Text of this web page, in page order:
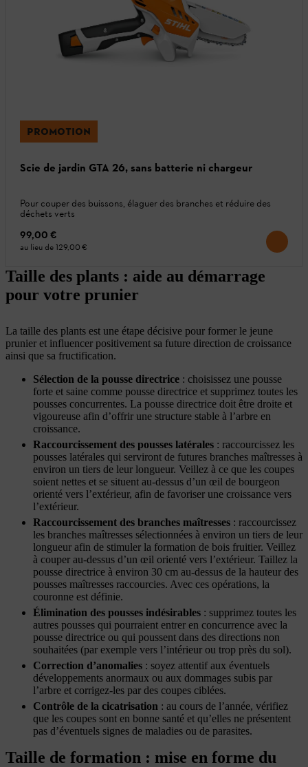
PROMOTION
Scie de jardin GTA 26, sans batterie ni chargeur
Pour couper des buissons, élaguer des branches et réduire des
déchets verts
99,00 €
au lieu de 129,00 €
Taille des plants : aide au démarrage
pour votre prunier
La taille des plants est une étape décisive pour former le jeune
prunier et influencer positivement sa future direction de croissance
ainsi que sa fructification.
Sélection de la pousse directrice : choisissez une pousse
forte et saine comme pousse directrice et supprimez toutes les
pousses concurrentes. La pousse directrice doit être droite et
vigoureuse afin d’offrir une structure stable à l’arbre en
croissance.
Raccourcissement des pousses latérales : raccourcissez les
pousses latérales qui serviront de futures branches maîtresses à
environ un tiers de leur longueur. Veillez à ce que les coupes
soient nettes et se situent au-dessus d’un œil de bourgeon
orienté vers l’extérieur, afin de favoriser une croissance vers
l’extérieur.
Raccourcissement des branches maîtresses : raccourcissez
les branches maîtresses sélectionnées à environ un tiers de leur
longueur afin de stimuler la formation de bois fruitier. Veillez
à couper au-dessus d’un œil orienté vers l’extérieur. Taillez la
pousse directrice à environ 30 cm au-dessus de la hauteur des
pousses maîtresses raccourcies. Avec ces opérations, la
couronne est définie.
Élimination des pousses indésirables : supprimez toutes les
autres pousses qui pourraient entrer en concurrence avec la
pousse directrice ou qui poussent dans des directions non
souhaitées (par exemple vers l’intérieur ou trop près du sol).
Correction d’anomalies : soyez attentif aux éventuels
développements anormaux ou aux dommages subis par
l’arbre et corrigez-les par des coupes ciblées.
Contrôle de la cicatrisation : au cours de l’année, vérifiez
que les coupes sont en bonne santé et qu’elles ne présentent
pas d’éventuels signes de maladies ou de parasites.
Taille de formation : mise en forme du